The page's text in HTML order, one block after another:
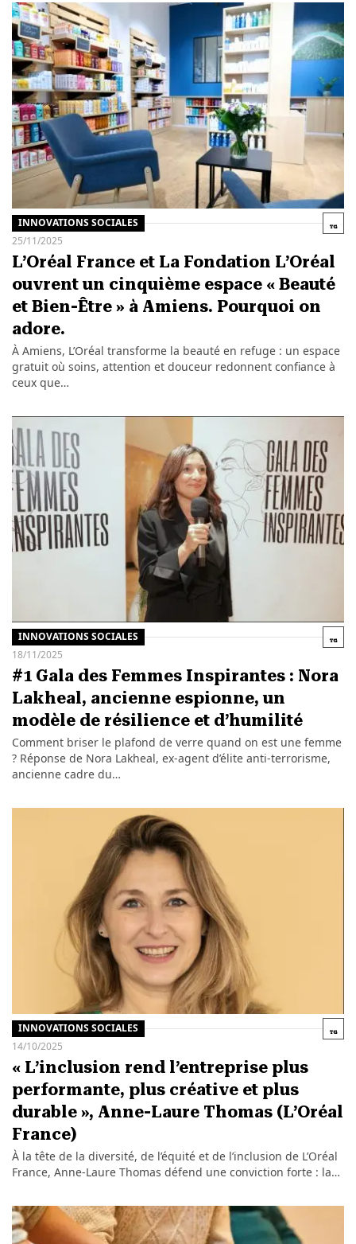
INNOVATIONS SOCIALES
25/11/2025
L’Oréal France et La Fondation L’Oréal
ouvrent un cinquième espace « Beauté
et Bien-Être » à Amiens. Pourquoi on
adore.
À Amiens, L’Oréal transforme la beauté en refuge : un espace
gratuit où soins, attention et douceur redonnent confiance à
ceux que…
INNOVATIONS SOCIALES
18/11/2025
#1 Gala des Femmes Inspirantes : Nora
Lakheal, ancienne espionne, un
modèle de résilience et d’humilité
Comment briser le plafond de verre quand on est une femme
? Réponse de Nora Lakheal, ex-agent d’élite anti-terrorisme,
ancienne cadre du…
INNOVATIONS SOCIALES
14/10/2025
« L’inclusion rend l’entreprise plus
performante, plus créative et plus
durable », Anne-Laure Thomas (L’Oréal
France)
À la tête de la diversité, de l’équité et de l’inclusion de L’Oréal
France, Anne-Laure Thomas défend une conviction forte : la…